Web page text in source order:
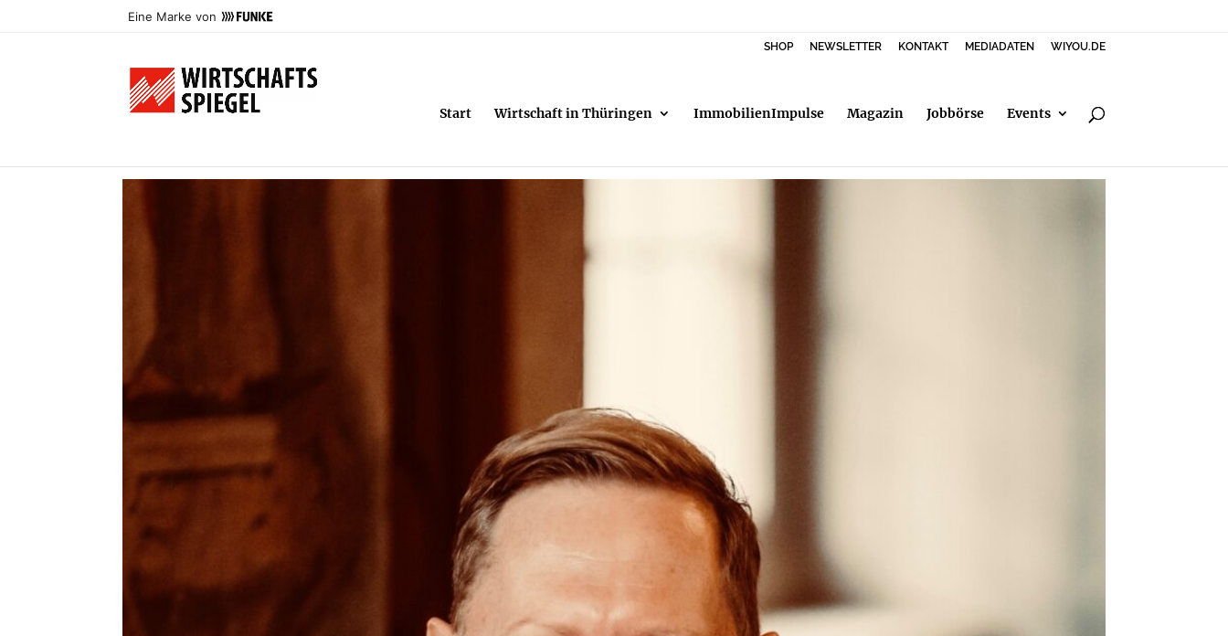
Eine Marke von
SHOP NEWSLETTER KONTAKT MEDIADATEN WIYOU.DE
Start Wirtschaft in Thüringen ImmobilienImpulse Magazin Jobbörse Events